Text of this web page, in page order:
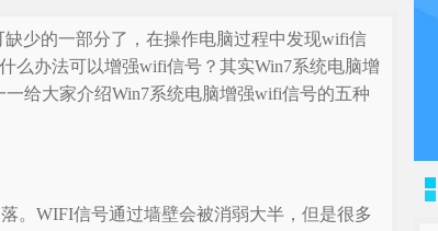
少的一部分了，在操作电脑过程中发现wifi信
么办法可以增强wifi信号？其实Win7系统电脑增
给大家介绍Win7系统电脑增强wifi信号的五种
。WIFI信号通过墙壁会被消弱大半，但是很多